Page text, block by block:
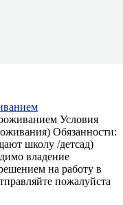
Условия
Обязанности:
школу /детсад)
владение
на работу в
пожалуйста